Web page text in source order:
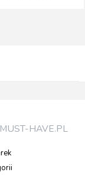
HAVE.PL